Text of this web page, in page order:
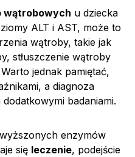
wątrobowych u dziecka
ALT i AST, może to
wątroby, takie jak
stłuszczenie wątroby
jednak pamiętać,
a diagnoza
badaniami.
enzymów
się leczenie, podejście